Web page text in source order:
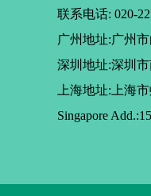
联系电话: 020-
广州地址:广州
深圳地址:深圳
上海地址:上海
Singapore